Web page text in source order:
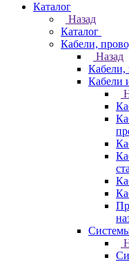
Каталог
Назад
Каталог
Кабели,
Назад
Кабели,
Кабели